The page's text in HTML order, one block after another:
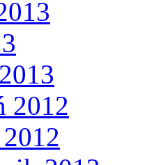
2012